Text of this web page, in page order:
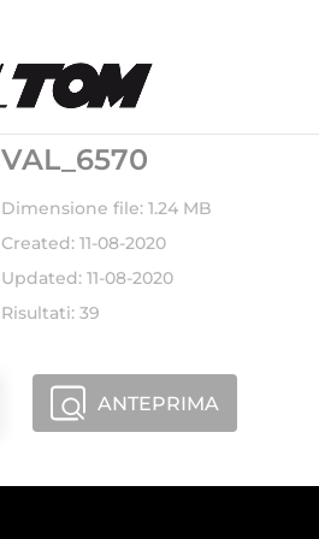
VAL_6570
Dimensione file: 1.24 MB
Created: 11-08-2020
Updated: 11-08-2020
Risultati: 39
ANTEPRIMA